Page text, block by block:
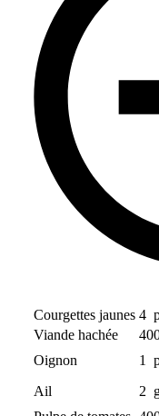
Courgettes jaunes 4
Viande hachée
Oignon
1
Ail
2